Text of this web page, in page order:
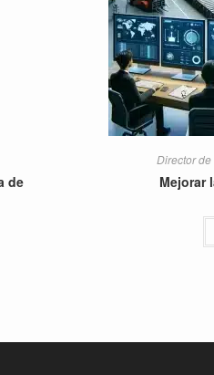
de
Director
Mejorar